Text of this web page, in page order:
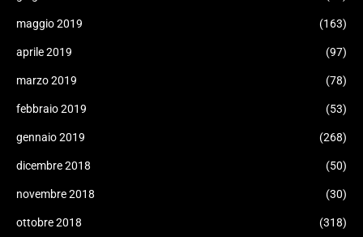
maggio 2019 (163)
aprile 2019 (97)
marzo 2019 (78)
febbraio 2019 (53)
gennaio 2019 (268)
dicembre 2018 (50)
novembre 2018 (30)
ottobre 2018 (318)